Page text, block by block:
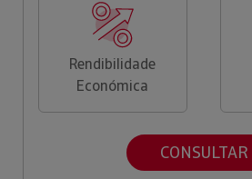
Rendibilidade
Económica
CONSULTAR